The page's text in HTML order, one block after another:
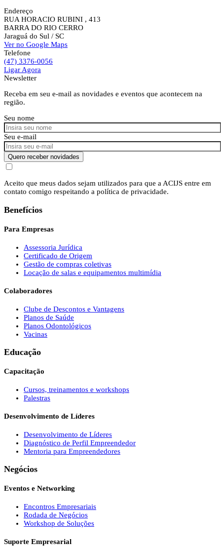
Endereço
RUA HORACIO RUBINI , 413
BARRA DO RIO CERRO
Jaraguá do Sul / SC
Ver no Google Maps
Telefone
(47) 3376-0056
Ligar Agora
Newsletter
Receba em seu e-mail as novidades e eventos que acontecem na
região.
Seu nome
Seu e-mail
Quero receber novidades
Aceito que meus dados sejam utilizados para que a ACIJS entre em
contato comigo respeitando a política de privacidade.
Benefícios
Para Empresas
Assessoria Jurídica
Certificado de Origem
Gestão de compras coletivas
Locação de salas e equipamentos multimídia
Colaboradores
Clube de Descontos e Vantagens
Planos de Saúde
Planos Odontológicos
Vacinas
Educação
Capacitação
Cursos, treinamentos e workshops
Palestras
Desenvolvimento de Líderes
Desenvolvimento de Líderes
Diagnóstico de Perfil Empreendedor
Mentoria para Empreendedores
Negócios
Eventos e Networking
Encontros Empresariais
Rodada de Negócios
Workshop de Soluções
Suporte Empresarial